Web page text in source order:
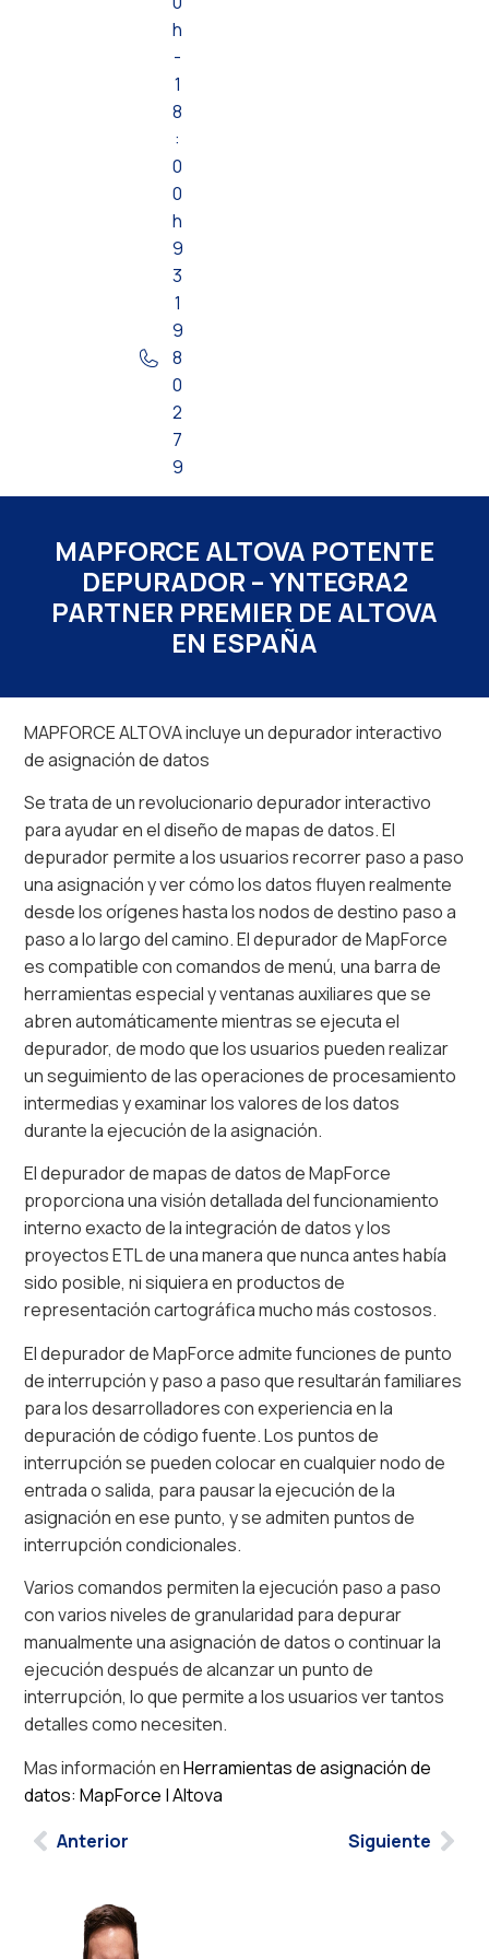
h
-
1
8
:
0
0
h
9
3
1
9
8
0
2
7
9
MAPFORCE ALTOVA POTENTE
DEPURADOR – YNTEGRA2
PARTNER PREMIER DE ALTOVA
EN ESPAÑA
MAPFORCE ALTOVA incluye un depurador interactivo
de asignación de datos
Se trata de un revolucionario depurador interactivo
para ayudar en el diseño de mapas de datos. El
depurador permite a los usuarios recorrer paso a paso
una asignación y ver cómo los datos fluyen realmente
desde los orígenes hasta los nodos de destino paso a
paso a lo largo del camino. El depurador de MapForce
es compatible con comandos de menú, una barra de
herramientas especial y ventanas auxiliares que se
abren automáticamente mientras se ejecuta el
depurador, de modo que los usuarios pueden realizar
un seguimiento de las operaciones de procesamiento
intermedias y examinar los valores de los datos
durante la ejecución de la asignación.
El depurador de mapas de datos de MapForce
proporciona una visión detallada del funcionamiento
interno exacto de la integración de datos y los
proyectos ETL de una manera que nunca antes había
sido posible, ni siquiera en productos de
representación cartográfica mucho más costosos.
El depurador de MapForce admite funciones de punto
de interrupción y paso a paso que resultarán familiares
para los desarrolladores con experiencia en la
depuración de código fuente. Los puntos de
interrupción se pueden colocar en cualquier nodo de
entrada o salida, para pausar la ejecución de la
asignación en ese punto, y se admiten puntos de
interrupción condicionales.
Varios comandos permiten la ejecución paso a paso
con varios niveles de granularidad para depurar
manualmente una asignación de datos o continuar la
ejecución después de alcanzar un punto de
interrupción, lo que permite a los usuarios ver tantos
detalles como necesiten.
Mas información enHerramientas de asignación de
datos: MapForce | Altova
Anterior
Siguiente